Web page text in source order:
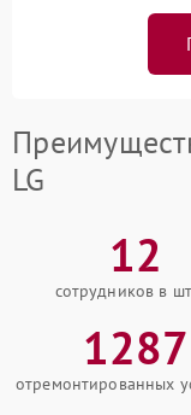
LG
12
сотрудников в
1287
отремонтированных